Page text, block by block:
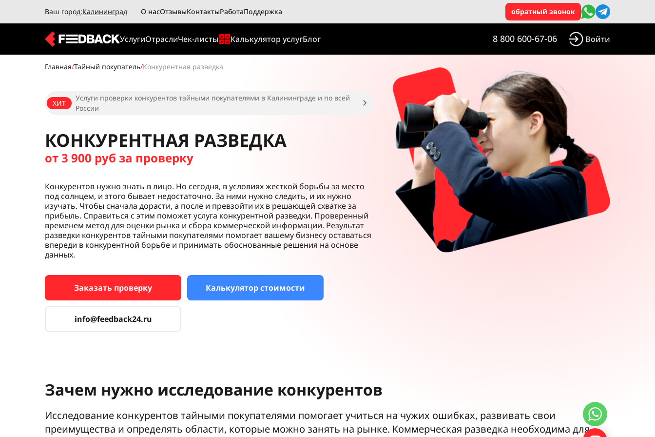
Ваш город:Калининград О насОтзывыКонтактыРаботаПоддержка обратный звонок
УслугиОтраслиЧек-листы Калькулятор услугБлог 8 800 600-67-06 Войти
Главная/Тайный покупатель/Конкурентная разведка
ХИТ
Услуги проверки конкурентов тайными покупателями в Калининграде и по всей
России
КОНКУРЕНТНАЯ РАЗВЕДКА
от 3 900 руб за проверку
Конкурентов нужно знать в лицо. Но сегодня, в условиях жесткой борьбы за место
под солнцем, и этого бывает недостаточно. За ними нужно следить, и их нужно
изучать. Чтобы сначала дорасти, а после и превзойти их в решающей схватке за
прибыль. Справиться с этим поможет услуга конкурентной разведки. Проверенный
временем метод для оценки рынка и сбора коммерческой информации. Результат
разведки конкурентов тайными покупателями помогает вашему бизнесу оставаться
впереди в конкурентной борьбе и принимать обоснованные решения на основе
данных.
Заказать проверку Калькулятор стоимости
info@feedback24.ru
Зачем нужно исследование конкурентов
Исследование конкурентов тайными покупателями помогает учиться на чужих ошибках, развивать свои
преимущества и определять области, которые можно занять на рынке. Коммерческая разведка необходима для